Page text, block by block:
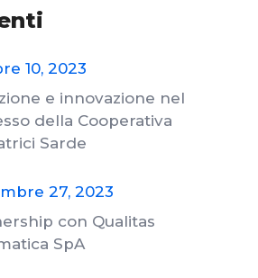
10, 2023
e innovazione nel
della Cooperativa
Sarde
27, 2023
con Qualitas
SpA